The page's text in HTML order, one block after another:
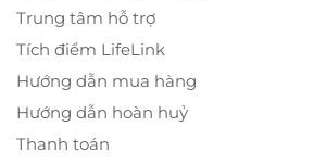
Trung tâm hỗ trợ
Tích điểm LifeLink
Hướng dẫn mua hàng
Hướng dẫn hoàn huỷ
Thanh toán